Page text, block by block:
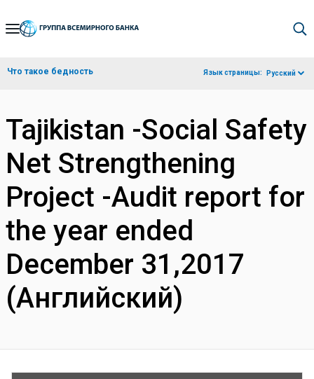
Skip
Navigation
Что такое бедность Язык страницы: Русский
Tajikistan -Social Safety
Net Strengthening
Project -Audit report for
the year ended
December 31,2017
(Английский)